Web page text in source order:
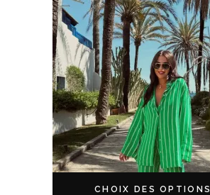
CHOIX DES OPTIONS